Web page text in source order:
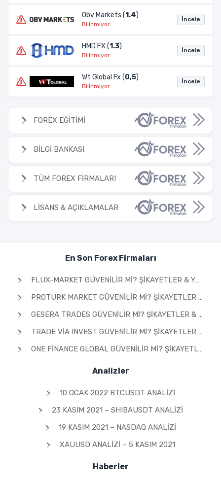
Obv Markets (1.4)
Bilinmiyor
İncele
HMD FX (1.3)
Bilinmiyor
İncele
Wt Global Fx (0,5)
Bilinmiyor
İncele
FOREX EĞİTİMİ
BİLGİ BANKASI
TÜM FOREX FİRMALARI
LİSANS & AÇIKLAMALAR
En Son Forex Firmaları
FLUX-MARKET GÜVENILIR MI? ŞIKAYETLER & YORUMLAR 2026
PROTURK MARKET GÜVENILIR MI? ŞIKAYETLER & YORUMLAR 2026
GESERA TRADES GÜVENILIR MI? ŞIKAYETLER & YORUMLAR 2026
TRADE VIA INVEST GÜVENILIR MI? ŞIKAYETLER & YORUMLAR 2026
ONE FINANCE GLOBAL GÜVENILIR MI? ŞIKAYETLER & YORUMLAR 2026
Analizler
10 OCAK 2022 BTCUSDT ANALIZI
23 KASIM 2021 – SHIBAUSDT ANALIZI
19 KASIM 2021 – NASDAQ ANALIZI
XAUUSD ANALIZI – 5 KASIM 2021
Haberler